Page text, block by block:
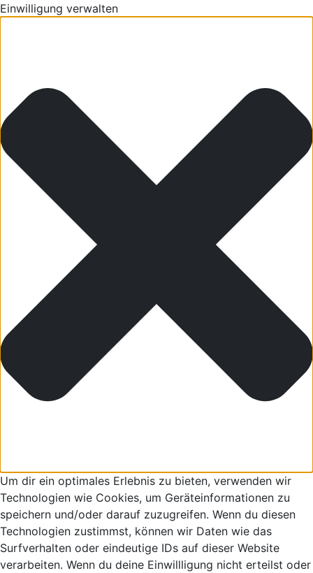
Einwilligung verwalten
Um dir ein optimales Erlebnis zu bieten, verwenden wir
Technologien wie Cookies, um Geräteinformationen zu
speichern und/oder darauf zuzugreifen. Wenn du diesen
Technologien zustimmst, können wir Daten wie das
Surfverhalten oder eindeutige IDs auf dieser Website
verarbeiten. Wenn du deine Einwillligung nicht erteilst oder